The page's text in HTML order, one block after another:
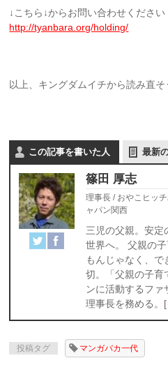
↓こちら↓からお問い合わせください
http://tyanbara.org/holding/
以上、キングダムイチから読み直そ
この記事を書いた人 最新
篠田 厚志
理事長 / おやこヒッ
ャパン関西
三児の父親。安定
世界へ。 父親の
もんじゃなく、で
切。「父親の子育
ンに活動するフ
理事長を務める。[
投稿タグ マンガバカ一代